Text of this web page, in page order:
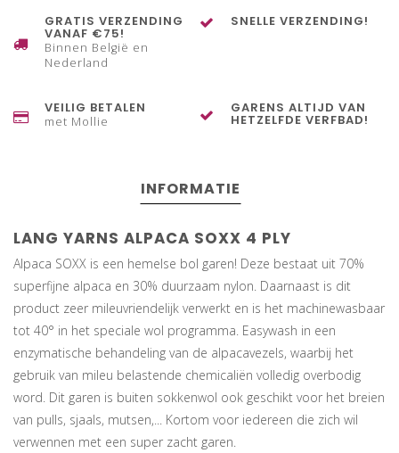
GRATIS VERZENDING
VANAF €75!
Binnen België en
Nederland
SNELLE VERZENDING!
VEILIG BETALEN
met Mollie
GARENS ALTIJD VAN
HETZELFDE VERFBAD!
INFORMATIE
LANG YARNS ALPACA SOXX 4 PLY
Alpaca SOXX is een hemelse bol garen! Deze bestaat uit 70%
superfijne alpaca en 30% duurzaam nylon. Daarnaast is dit
product zeer mileuvriendelijk verwerkt en is het machinewasbaar
tot 40° in het speciale wol programma. Easywash in een
enzymatische behandeling van de alpacavezels, waarbij het
gebruik van mileu belastende chemicaliën volledig overbodig
word. Dit garen is buiten sokkenwol ook geschikt voor het breien
van pulls, sjaals, mutsen,... Kortom voor iedereen die zich wil
verwennen met een super zacht garen.